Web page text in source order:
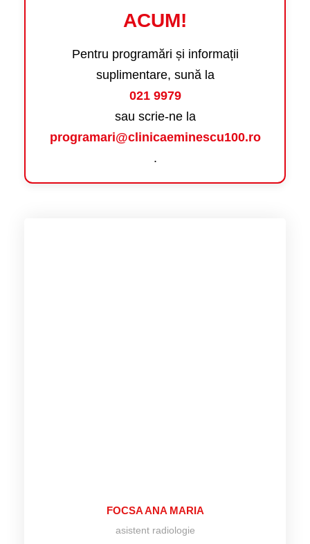
ACUM!
Pentru programări și informații
suplimentare, sună la
021 9979
sau scrie-ne la
programari@clinicaeminescu100.ro
.
FOCSA ANA MARIA
asistent radiologie